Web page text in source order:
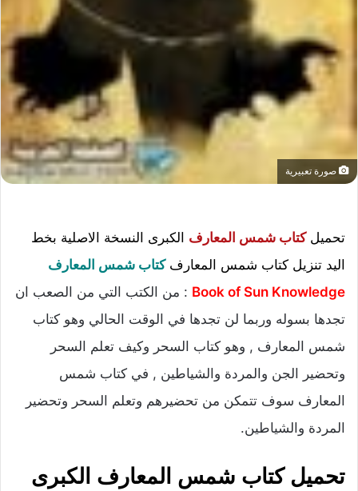
صورة تعبيرية
تحميلكتاب شمس المعارف الكبرى النسخة الاصلية بخط
اليد تنزيل كتاب شمس المعارفكتاب شمس المعارف
Book of Sun Knowledge : من الكتب التي من الصعب ان
تجدها بسوله وربما لن تجدها في الوقت الحالي وهو كتاب
شمس المعارف , وهو كتاب السحر وكيف تعلم السحر
وتحضير الجن والمردة والشياطين , في كتاب شمس
المعارف سوف تتمكن من تحضيرهم وتعلم السحر وتحضير
المردة والشياطين.
تحميل كتاب شمس المعارف الكبرى